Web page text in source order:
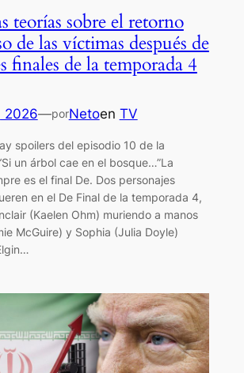
teorías sobre el retorno
de las víctimas después de
finales de la temporada 4
2026—porNetoen TV
spoilers del episodio 10 de la
un árbol cae en el bosque…”La
es el final De. Dos personajes
en el De Final de la temporada 4,
(Kaelen Ohm) muriendo a manos
McGuire) y Sophia (Julia Doyle)